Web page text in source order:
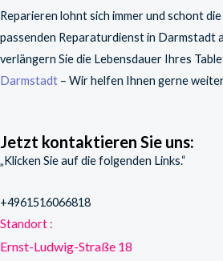
Reparieren lohnt sich immer und schont
passenden Reparaturdienst in Darmstadt
verlängern Sie die Lebensdauer Ihres
Darmstadt – Wir helfen Ihnen gerne
Jetzt kontaktieren Sie uns:
„Klicken Sie auf die folgenden Links.“
+4961516066818
Standort :
Ernst-Ludwig-Straße 18